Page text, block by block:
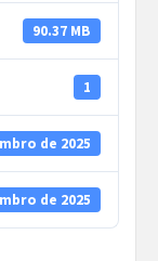
90.37 MB
1
de 2025
de 2025